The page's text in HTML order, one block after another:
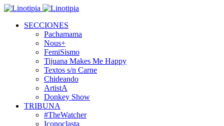
SECCIONES
Pachamama
Nous+
FemiSismo
Tijuana Makes Me Happy
Textos s/n Carne
Chideando
ArtistA
Donkey Show
TRIBUNA
#TheWatcher
Iconoclasta